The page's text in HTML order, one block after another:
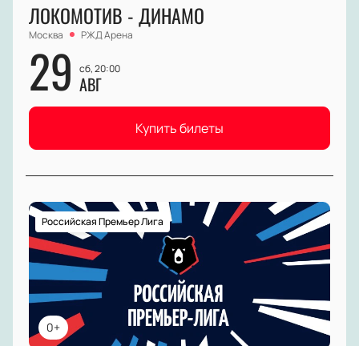
ЛОКОМОТИВ - ДИНАМО
Москва РЖД Арена
29 сб, 20:00
АВГ
Купить билеты
0+
Российская Премьер Лига